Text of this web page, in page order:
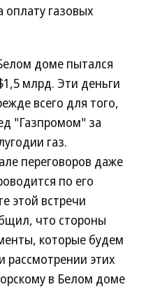
оплату газовых
доме пытался
млрд. Эти деньги
всего для того,
"Газпромом" за
газ.
переговоров даже
по его
этой встречи
что стороны
которые будем
рассмотрении этих
в Белом доме